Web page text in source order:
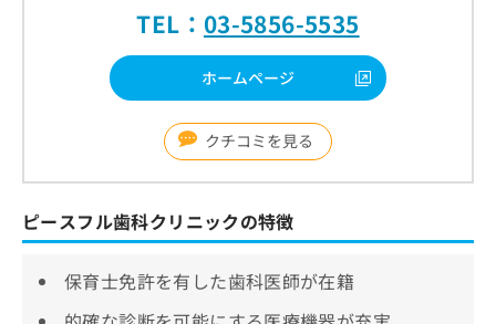
TEL： 03-5856-5535
ホームページ
クチコミを見る
ピースフル歯科クリニックの特徴
保育士免許を有した歯科医師が在籍